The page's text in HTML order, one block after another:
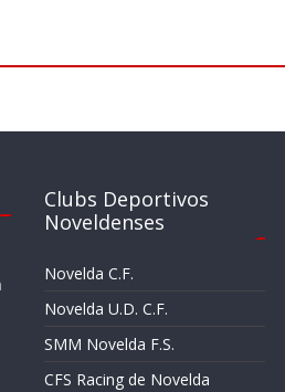
Clubs Deportivos
Noveldenses
Novelda C.F.
Novelda U.D. C.F.
SMM Novelda F.S.
CFS Racing de Novelda